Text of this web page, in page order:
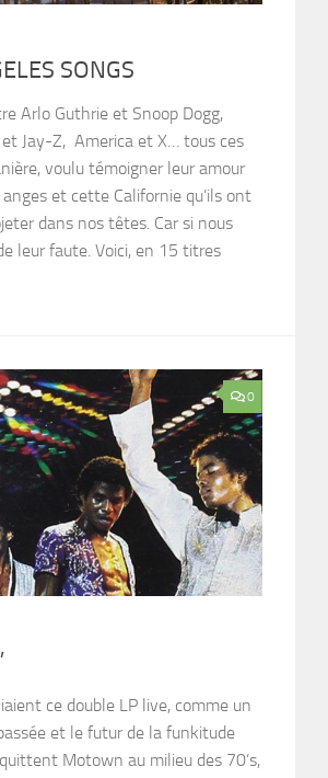
SONGS
Arlo Guthrie et Snoop Dogg,
Jay-Z, America et X… tous ces
voulu témoigner leur amour
et cette Californie qu’ils ont
dans nos têtes. Car si nous
leur faute. Voici, en 15 titres
0
ce double LP live, comme un
et le futur de la funkitude
Motown au milieu des 70’s,